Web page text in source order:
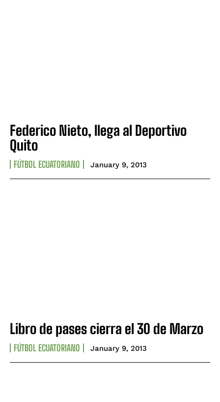
Federico Nieto, llega al Deportivo
Quito
FÚTBOL ECUATORIANO January 9, 2013
Libro de pases cierra el 30 de Marzo
FÚTBOL ECUATORIANO January 9, 2013